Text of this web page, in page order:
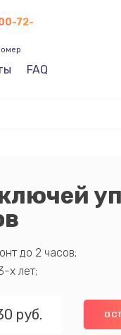
72-
FAQ
до 2 часов;
х лет;
руб.